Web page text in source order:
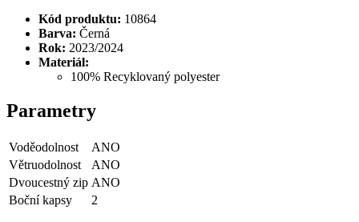
Kód produktu: 10864
Barva: Černá
Rok: 2023/2024
Materiál:
100% Recyklovaný polyester
Parametry
Voděodolnost
ANO
Větruodolnost
ANO
Dvoucestný zip ANO
Boční kapsy
2